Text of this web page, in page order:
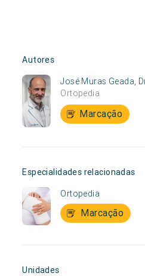
Autores
José Muras Geada,
Ortopedia
Marcação
Especialidades relacionadas
Ortopedia
Marcação
Unidades